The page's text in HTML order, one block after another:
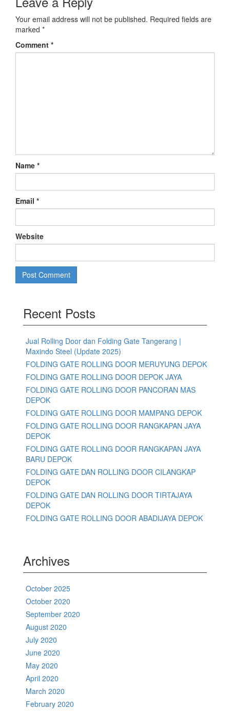
Your email address will not be published. Required fields are
marked *
Comment *
Name *
Email *
Website
Recent Posts
Jual Rolling Door dan Folding Gate Tangerang |
Maxindo Steel (Update 2025)
FOLDING GATE ROLLING DOOR MERUYUNG DEPOK
FOLDING GATE ROLLING DOOR DEPOK JAYA
FOLDING GATE ROLLING DOOR PANCORAN MAS
DEPOK
FOLDING GATE ROLLING DOOR MAMPANG DEPOK
FOLDING GATE ROLLING DOOR RANGKAPAN JAYA
DEPOK
FOLDING GATE ROLLING DOOR RANGKAPAN JAYA
BARU DEPOK
FOLDING GATE DAN ROLLING DOOR CILANGKAP
DEPOK
FOLDING GATE DAN ROLLING DOOR TIRTAJAYA
DEPOK
FOLDING GATE ROLLING DOOR ABADIJAYA DEPOK
Archives
October 2025
October 2020
September 2020
August 2020
July 2020
June 2020
May 2020
April 2020
March 2020
February 2020